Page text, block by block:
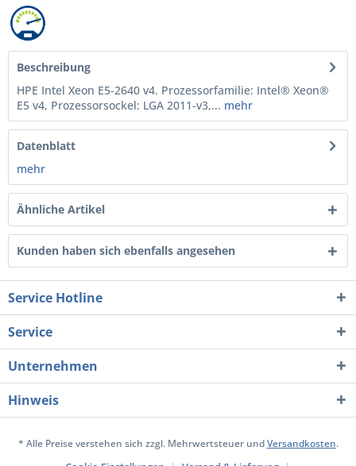
Beschreibung
HPE Intel Xeon E5-2640 v4. Prozessorfamilie: Intel® Xeon®
E5 v4, Prozessorsockel: LGA 2011-v3,... mehr
Datenblatt
mehr
Ähnliche Artikel
Kunden haben sich ebenfalls angesehen
Service Hotline
Service
Unternehmen
Hinweis
* Alle Preise verstehen sich zzgl. Mehrwertsteuer undVersandkosten.